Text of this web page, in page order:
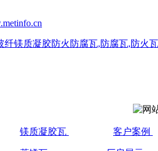
镁质凝胶瓦 客户案例